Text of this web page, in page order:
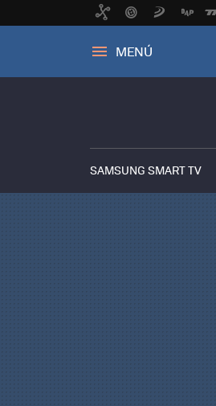
MENÚ
SAMSUNG SMART TV